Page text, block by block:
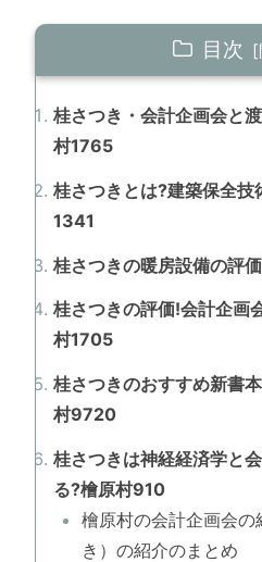
目次
桂さつき・会計企画会と
村1765
桂さつきとは?建築保全技
1341
桂さつきの暖房設備の評
桂さつきの評価!会計企画
村1705
桂さつきのおすすめ新書
村9720
桂さつきは神経経済学と
る?檜原村910
檜原村の会計企画会の
き）の紹介のまとめ